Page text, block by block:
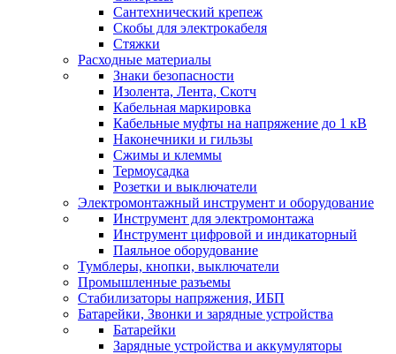
Сантехнический крепеж
Скобы для электрокабеля
Стяжки
Расходные материалы
Знаки безопасности
Изолента, Лента, Скотч
Кабельная маркировка
Кабельные муфты на напряжение до 1 кВ
Наконечники и гильзы
Сжимы и клеммы
Термоусадка
Розетки и выключатели
Электромонтажный инструмент и оборудование
Инструмент для электромонтажа
Инструмент цифровой и индикаторный
Паяльное оборудование
Тумблеры, кнопки, выключатели
Промышленные разъемы
Стабилизаторы напряжения, ИБП
Батарейки, Звонки и зарядные устройства
Батарейки
Зарядные устройства и аккумуляторы